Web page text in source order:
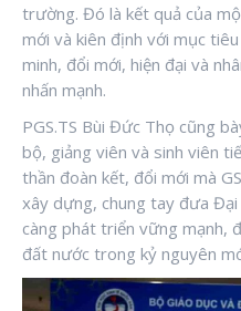
trường. Đó là kết quả của
mới và kiên định với mục
minh, đổi mới, hiện đại và
nhấn mạnh.
PGS.TS Bùi Đức Thọ cũng
bộ, giảng viên và sinh viên
thần đoàn kết, đổi mới mà
xây dựng, chung tay đưa
càng phát triển vững mạnh,
đất nước trong kỷ nguyên